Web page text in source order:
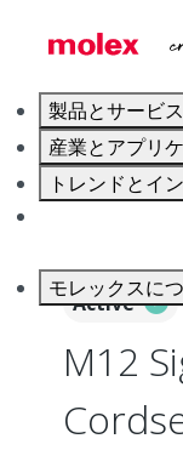
製品とサービス
産業とアプリ
トレンドとイ
モレックスに
Active
M12